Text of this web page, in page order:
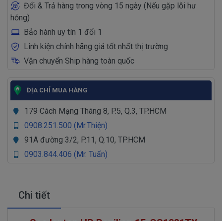
Đổi & Trả hàng trong vòng 15 ngày (Nếu gặp lỗi hư
hỏng)
Bảo hành uy tín 1 đổi 1
Linh kiện chính hãng giá tốt nhất thị trường
Vận chuyển Ship hàng toàn quốc
ĐỊA CHỈ MUA HÀNG
179 Cách Mạng Tháng 8, P.5, Q.3, TP.HCM
0908.251.500 (Mr.Thiện)
91A đường 3/2, P.11, Q.10, TP.HCM
0903.844.406 (Mr. Tuấn)
Chi tiết